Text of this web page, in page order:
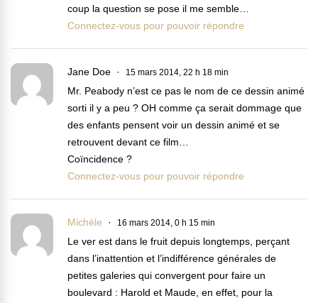
coup la question se pose il me semble…
Connectez-vous pour pouvoir répondre
Jane Doe 15 mars 2014, 22 h 18 min
Mr. Peabody n’est ce pas le nom de ce dessin animé
sorti il y a peu ? OH comme ça serait dommage que
des enfants pensent voir un dessin animé et se
retrouvent devant ce film…
Coïncidence ?
Connectez-vous pour pouvoir répondre
Michèle 16 mars 2014, 0 h 15 min
Le ver est dans le fruit depuis longtemps, perçant
dans l’inattention et l’indifférence générales de
petites galeries qui convergent pour faire un
boulevard : Harold et Maude, en effet, pour la